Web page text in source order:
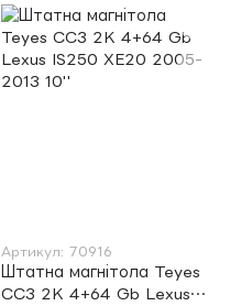
Артикул: 70916
Штатна магнітола Teyes
CC3 2K 4+64 Gb Lexus